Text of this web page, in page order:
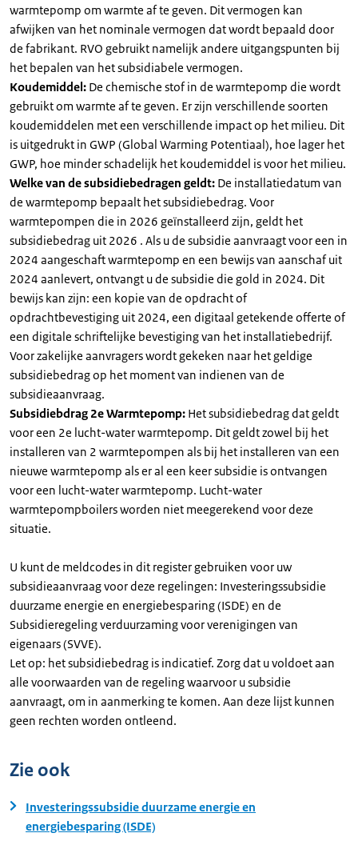
warmtepomp om warmte af te geven. Dit vermogen kan
afwijken van het nominale vermogen dat wordt bepaald door
de fabrikant. RVO gebruikt namelijk andere uitgangspunten bij
het bepalen van het subsidiabele vermogen.
Koudemiddel: De chemische stof in de warmtepomp die wordt
gebruikt om warmte af te geven. Er zijn verschillende soorten
koudemiddelen met een verschillende impact op het milieu. Dit
is uitgedrukt in GWP (Global Warming Potentiaal), hoe lager het
GWP, hoe minder schadelijk het koudemiddel is voor het milieu.
Welke van de subsidiebedragen geldt: De installatiedatum van
de warmtepomp bepaalt het subsidiebedrag. Voor
warmtepompen die in 2026 geïnstalleerd zijn, geldt het
subsidiebedrag uit 2026 . Als u de subsidie aanvraagt voor een in
2024 aangeschaft warmtepomp en een bewijs van aanschaf uit
2024 aanlevert, ontvangt u de subsidie die gold in 2024. Dit
bewijs kan zijn: een kopie van de opdracht of
opdrachtbevestiging uit 2024, een digitaal getekende offerte of
een digitale schriftelijke bevestiging van het installatiebedrijf.
Voor zakelijke aanvragers wordt gekeken naar het geldige
subsidiebedrag op het moment van indienen van de
subsidieaanvraag.
Subsidiebdrag 2e Warmtepomp: Het subsidiebedrag dat geldt
voor een 2e lucht-water warmtepomp. Dit geldt zowel bij het
installeren van 2 warmtepompen als bij het installeren van een
nieuwe warmtepomp als er al een keer subsidie is ontvangen
voor een lucht-water warmtepomp. Lucht-water
warmtepompboilers worden niet meegerekend voor deze
situatie.
U kunt de meldcodes in dit register gebruiken voor uw
subsidieaanvraag voor deze regelingen: Investeringssubsidie
duurzame energie en energiebesparing (ISDE) en de
Subsidieregeling verduurzaming voor verenigingen van
eigenaars (SVVE).
Let op: het subsidiebedrag is indicatief. Zorg dat u voldoet aan
alle voorwaarden van de regeling waarvoor u subsidie
aanvraagt, om in aanmerking te komen. Aan deze lijst kunnen
geen rechten worden ontleend.
Zie ook
Investeringssubsidie duurzame energie en
energiebesparing (ISDE)